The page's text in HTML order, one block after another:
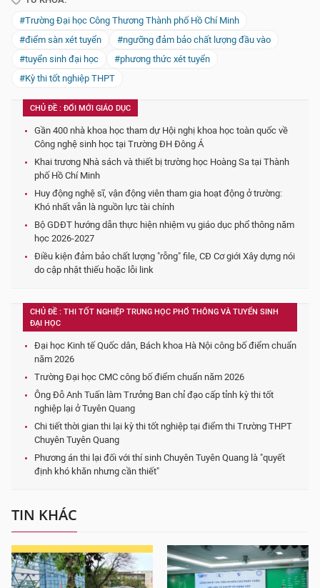
#Trường Đại học Công Thương Thành phố Hồ Chí Minh
#điểm sàn xét tuyển
#ngưỡng đảm bảo chất lượng đầu vào
#tuyển sinh đại học
#phương thức xét tuyển
#Kỳ thi tốt nghiệp THPT
CHỦ ĐỀ : ĐỔI MỚI GIÁO DỤC
Gần 400 nhà khoa học tham dự Hội nghị khoa học toàn quốc về
Công nghệ sinh học tại Trường ĐH Đông Á
Khai trương Nhà sách và thiết bị trường học Hoàng Sa tại Thành
phố Hồ Chí Minh
Huy động nghệ sĩ, vận động viên tham gia hoạt động ở trường:
Khó nhất vẫn là nguồn lực tài chính
Bộ GDĐT hướng dẫn thực hiện nhiệm vụ giáo dục phổ thông năm
học 2026-2027
Điều kiện đảm bảo chất lượng "rỗng" file, CĐ Cơ giới Xây dựng nói
do cập nhật thiếu hoặc lỗi link
CHỦ ĐỀ : THI TỐT NGHIỆP TRUNG HỌC PHỔ THÔNG VÀ TUYỂN SINH
ĐẠI HỌC
Đại học Kinh tế Quốc dân, Bách khoa Hà Nội công bố điểm chuẩn
năm 2026
Trường Đại học CMC công bố điểm chuẩn năm 2026
Ông Đỗ Anh Tuấn làm Trưởng Ban chỉ đạo cấp tỉnh kỳ thi tốt
nghiệp lại ở Tuyên Quang
Chi tiết thời gian thi lại kỳ thi tốt nghiệp tại điểm thi Trường THPT
Chuyên Tuyên Quang
Phương án thi lại đối với thí sinh Chuyên Tuyên Quang là "quyết
định khó khăn nhưng cần thiết"
TIN KHÁC